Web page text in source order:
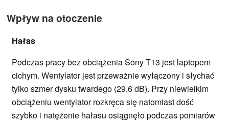
Wpływ na otoczenie
Hałas
Podczas pracy bez obciążenia Sony T13 jest laptopem
cichym. Wentylator jest przeważnie wyłączony i słychać
tylko szmer dysku twardego (29,6 dB). Przy niewielkim
obciążeniu wentylator rozkręca się natomiast dość
szybko i natężenie hałasu osiągnęło podczas pomiarów